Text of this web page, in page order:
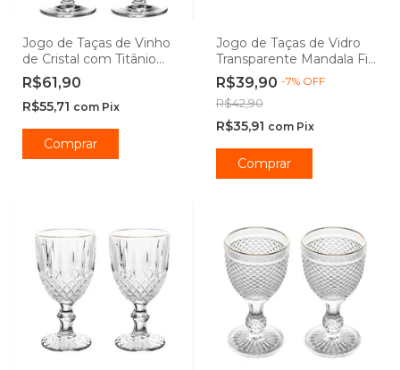
Jogo de Taças de Vinho
de Cristal com Titânio
Mendoza 540mL - Seu
Lar
R$61,90
R$55,71 com Pix
Comprar
Jogo de Taças de Vidro
Transparente Mandala Fio
de Ouro 320ml - Wolff
R$39,90 -7% OFF
R$42,90
R$35,91 com Pix
Comprar